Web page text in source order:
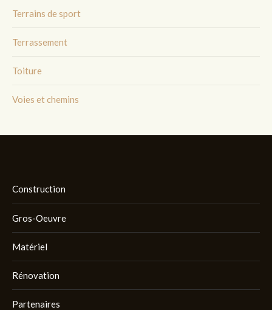
Terrains de sport
Terrassement
Toiture
Voies et chemins
Construction
Gros-Oeuvre
Matériel
Rénovation
Partenaires